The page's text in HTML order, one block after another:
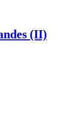
(II)